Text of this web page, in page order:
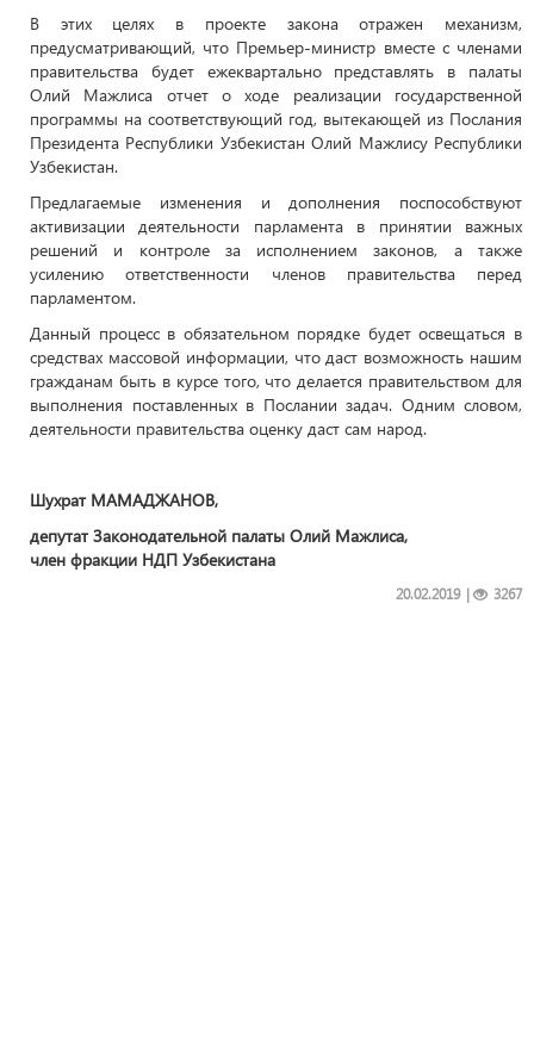
В этих целях в проекте закона отражен механизм,
предусматривающий, что Премьер-министр вместе с членами
правительства будет ежеквартально представлять в палаты
Олий Мажлиса отчет о ходе реализации государственной
программы на соответствующий год, вытекающей из Послания
Президента Республики Узбекистан Олий Мажлису Республики
Узбекистан.
Предлагаемые изменения и дополнения поспособствуют
активизации деятельности парламента в принятии важных
решений и контроле за исполнением законов, а также
усилению ответственности членов правительства перед
парламентом.
Данный процесс в обязательном порядке будет освещаться в
средствах массовой информации, что даст возможность нашим
гражданам быть в курсе того, что делается правительством для
выполнения поставленных в Послании задач. Одним словом,
деятельности правительства оценку даст сам народ.
Шухрат МАМАДЖАНОВ,
депутат Законодательной палаты Олий Мажлиса,
член фракции НДП Узбекистана
| 3267
20.02.2019